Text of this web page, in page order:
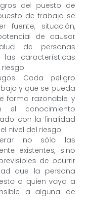
del puesto de
de trabajo se
fuente, situación,
de causar
de personas
las características
Cada peligro
y que se pueda
forma razonable y
el conocimiento
con la finalidad
nivel del riesgo.
no sólo las
existentes, sino
de ocurrir
que la persona
o quien vaya a
a alguna de